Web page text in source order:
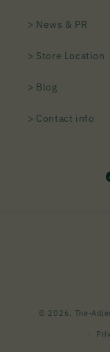
> News & PR
> Store Location
> Blog
> Contact info
© 2026, The-